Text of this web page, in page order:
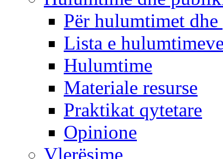
Për hulumtimet
Lista e
Hulumtime
Materiale resurse
Praktikat qytetare
Opinione
Vlerësime